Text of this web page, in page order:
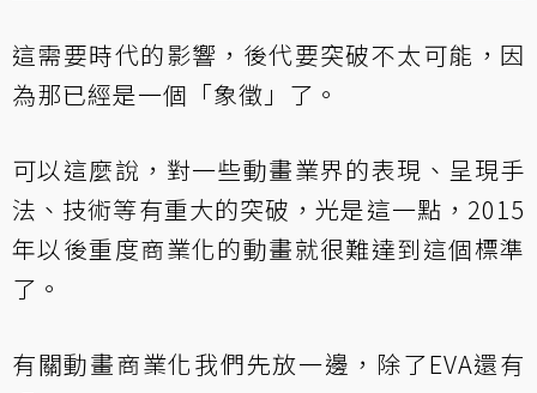
這需要時代的影響，後代要突破不太可能，因
為那已經是一個「象徵」了。
可以這麼說，對一些動畫業界的表現、呈現手
法、技術等有重大的突破，光是這一點，2015
年以後重度商業化的動畫就很難達到這個標準
了。
有關動畫商業化我們先放一邊，除了EVA還有